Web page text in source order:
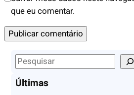
que eu comentar.
S
e
a
Últimas